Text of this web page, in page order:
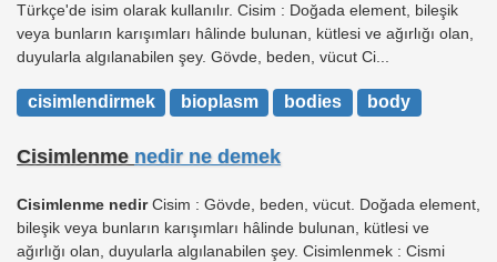
Türkçe'de isim olarak kullanılır. Cisim : Doğada element, bileşik
veya bunların karışımları hâlinde bulunan, kütlesi ve ağırlığı olan,
duyularla algılanabilen şey. Gövde, beden, vücut Ci...
cisimlendirmek bioplasm bodies body
Cisimlenme nedir ne demek
Cisimlenme nedirCisim : Gövde, beden, vücut. Doğada element,
bileşik veya bunların karışımları hâlinde bulunan, kütlesi ve
ağırlığı olan, duyularla algılanabilen şey. Cisimlenmek : Cismi